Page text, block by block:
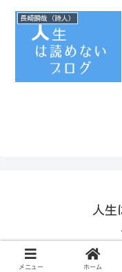
長崎瞬哉（詩人）
人生
© 1970
メニュー ホーム